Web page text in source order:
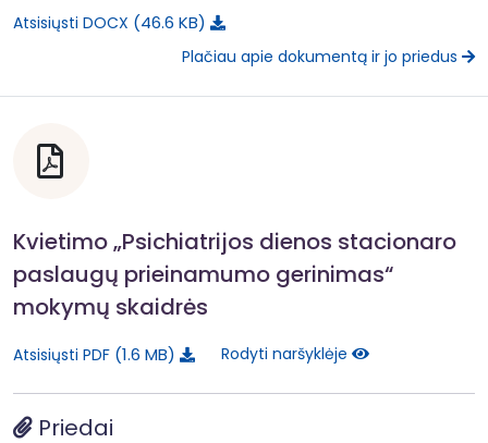
Atsisiųsti DOCX 46.6 KB
Plačiau apie dokumentą ir jo priedus
Kvietimo „Psichiatrijos dienos stacionaro
paslaugų prieinamumo gerinimas“
mokymų skaidrės
Atsisiųsti PDF 1.6 MB Rodyti naršyklėje
Priedai